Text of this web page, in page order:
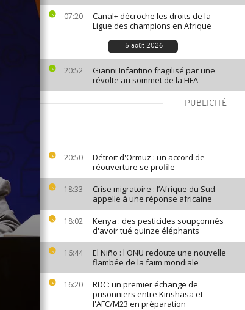
07:20
Canal+ décroche les droits de la
Ligue des champions en Afrique
5 août 2026
20:52
Gianni Infantino fragilisé par une
révolte au sommet de la FIFA
PUBLICITÉ
20:50
Détroit d'Ormuz : un accord de
réouverture se profile
18:33
Crise migratoire : l’Afrique du Sud
appelle à une réponse africaine
18:02
Kenya : des pesticides soupçonnés
d'avoir tué quinze éléphants
16:44
El Niño : l'ONU redoute une nouvelle
flambée de la faim mondiale
16:20
RDC: un premier échange de
prisonniers entre Kinshasa et
l'AFC/M23 en préparation